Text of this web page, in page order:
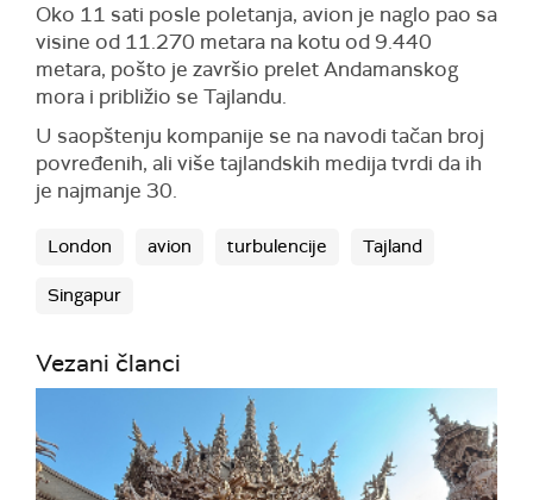
Oko 11 sati posle poletanja, avion je naglo pao sa
visine od 11.270 metara na kotu od 9.440
metara, pošto je završio prelet Andamanskog
mora i približio se Tajlandu.
U saopštenju kompanije se na navodi tačan broj
povređenih, ali više tajlandskih medija tvrdi da ih
je najmanje 30.
London avion turbulencije Tajland
Singapur
Vezani članci